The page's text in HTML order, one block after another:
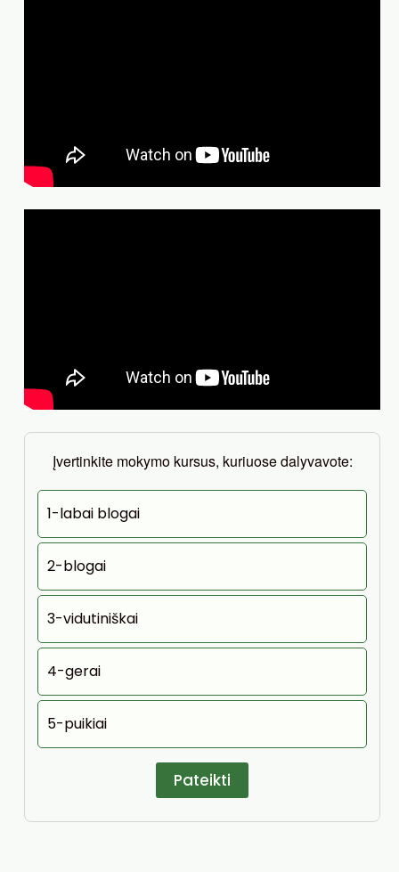
Įvertinkite mokymo kursus, kuriuose dalyvavote:
1-labai blogai
2-blogai
3-vidutiniškai
4-gerai
5-puikiai